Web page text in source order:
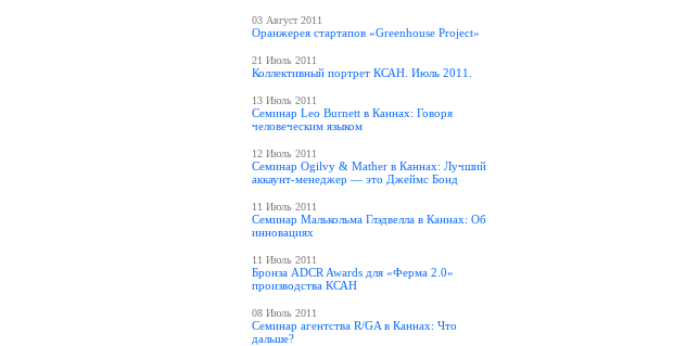
03 Август 2011
Оранжерея стартапов «Greenhouse Project»
21 Июль 2011
Коллективный портрет КСАН. Июль 2011.
13 Июль 2011
Семинар Leo Burnett в Каннах: Говоря
человеческим языком
12 Июль 2011
Семинар Ogilvy & Mather в Каннах: Лучший
аккаунт-менеджер — это Джеймс Бонд
11 Июль 2011
Семинар Малькольма Глэдвелла в Каннах: Об
инновациях
11 Июль 2011
Бронза ADCR Awards для «Ферма 2.0»
производства КСАН
08 Июль 2011
Семинар агентства R/GA в Каннах: Что
дальше?